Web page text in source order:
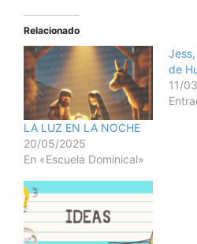
Relacionado
LA LUZ EN LA NOCHE
20/05/2025
En «Escuela Dominical»
de
11/